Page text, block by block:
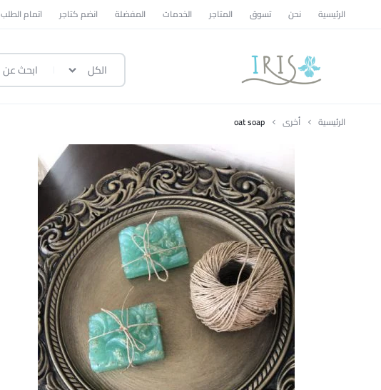
الرئيسية نحن تسوق المتاجر الخدمات المفضلة انضم كتاجر اتمام الطلب
|
متجر
الكل
الرئيسية أخرى oat soap